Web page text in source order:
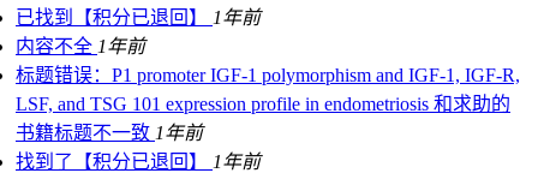
已找到【积分已退回】
1年前
内容不全 1年前
标题错误：P1 promoter IGF-1 polymorphism and IGF-1, IGF-R,
LSF, and TSG 101 expression profile in endometriosis 和求助的
书籍标题不一致 1年前
找到了【积分已退回】
1年前